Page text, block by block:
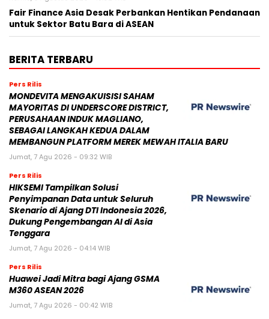
Fair Finance Asia Desak Perbankan Hentikan Pendanaan
untuk Sektor Batu Bara di ASEAN
BERITA TERBARU
Pers Rilis
MONDEVITA MENGAKUISISI SAHAM
MAYORITAS DI UNDERSCORE DISTRICT,
PERUSAHAAN INDUK MAGLIANO,
SEBAGAI LANGKAH KEDUA DALAM
MEMBANGUN PLATFORM MEREK MEWAH ITALIA BARU
Jumat, 7 Agu 2026 - 09:32 WIB
Pers Rilis
HIKSEMI Tampilkan Solusi
Penyimpanan Data untuk Seluruh
Skenario di Ajang DTI Indonesia 2026,
Dukung Pengembangan AI di Asia
Tenggara
Jumat, 7 Agu 2026 - 04:14 WIB
Pers Rilis
Huawei Jadi Mitra bagi Ajang GSMA
M360 ASEAN 2026
Jumat, 7 Agu 2026 - 00:42 WIB